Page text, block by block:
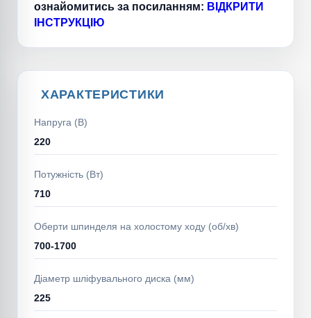
ознайомитись за посиланням: ВІДКРИТИ
ІНСТРУКЦІЮ
ХАРАКТЕРИСТИКИ
Напруга (В)
220
Потужність (Вт)
710
Оберти шпинделя на холостому ходу (об/хв)
700-1700
Діаметр шліфувального диска (мм)
225